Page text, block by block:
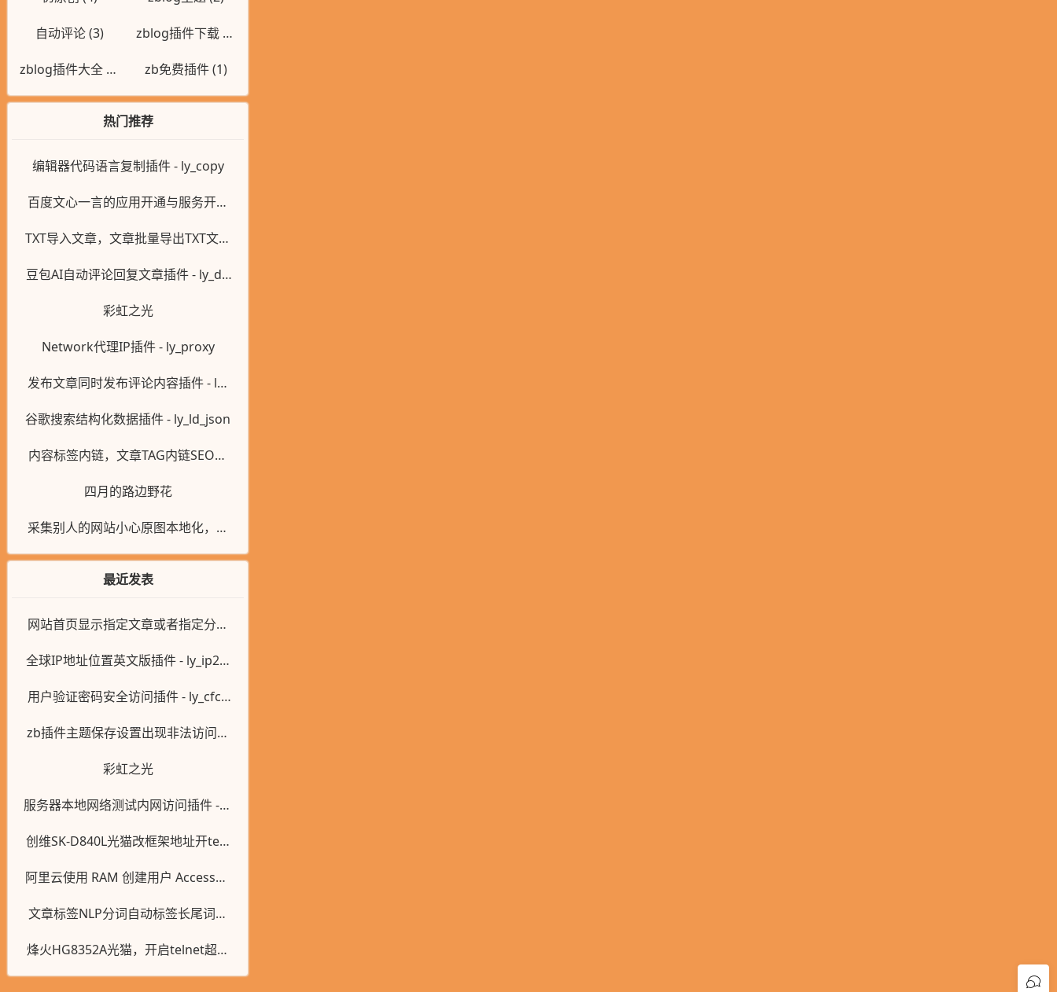
自动评论(3) zblog插件下载(1)
zblog插件大全 zb免费插件(1)
热门推荐
编辑器代码语言复制插件 - ly_copy
百度文心一言的应用开通与服务开通
TXT导入文章，文章批量导出TXT文件
豆包AI自动评论回复文章插件 - ly_do
彩虹之光
Network代理IP插件 - ly_proxy
发布文章同时发布评论内容插件 - ly_
谷歌搜索结构化数据插件 - ly_ld_json
内容标签内链，文章TAG内链SEO插
四月的路边野花
采集别人的网站小心原图本地化，很
最近发表
网站首页显示指定文章或者指定分类
全球IP地址位置英文版插件 - ly_ip2lo
用户验证密码安全访问插件 - ly_cfco
zb插件主题保存设置出现非法访问的
题
彩虹之光
服务器本地网络测试内网访问插件 - ly
创维SK-D840L光猫改框架地址开teln
阿里云使用 RAM 创建用户 AccessKe
文章标签NLP分词自动标签长尾词插
烽火HG8352A光猫，开启telnet超级